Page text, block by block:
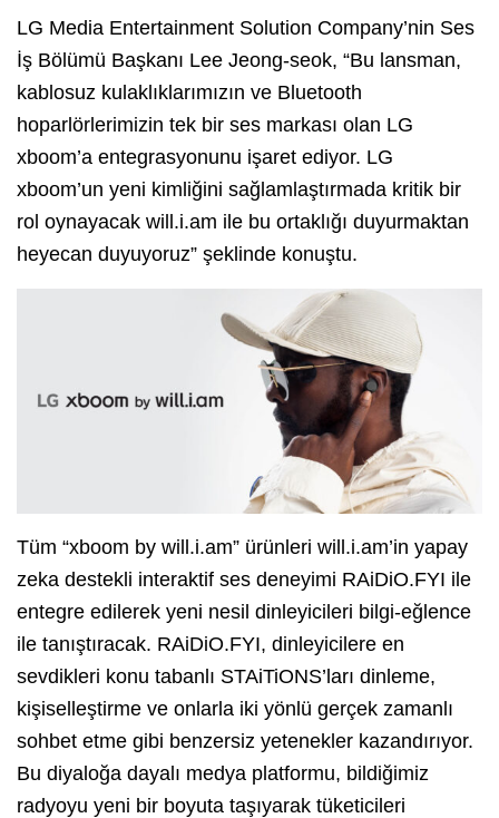
LG Media Entertainment Solution Company’nin Ses
İş Bölümü Başkanı Lee Jeong-seok, “Bu lansman,
kablosuz kulaklıklarımızın ve Bluetooth
hoparlörlerimizin tek bir ses markası olan LG
xboom’a entegrasyonunu işaret ediyor. LG
xboom’un yeni kimliğini sağlamlaştırmada kritik bir
rol oynayacak will.i.am ile bu ortaklığı duyurmaktan
heyecan duyuyoruz” şeklinde konuştu.
Tüm “xboom by will.i.am” ürünleri will.i.am’in yapay
zeka destekli interaktif ses deneyimi RAiDiO.FYI ile
entegre edilerek yeni nesil dinleyicileri bilgi-eğlence
ile tanıştıracak. RAiDiO.FYI, dinleyicilere en
sevdikleri konu tabanlı STAiTiONS’ları dinleme,
kişiselleştirme ve onlarla iki yönlü gerçek zamanlı
sohbet etme gibi benzersiz yetenekler kazandırıyor.
Bu diyaloğa dayalı medya platformu, bildiğimiz
radyoyu yeni bir boyuta taşıyarak tüketicileri